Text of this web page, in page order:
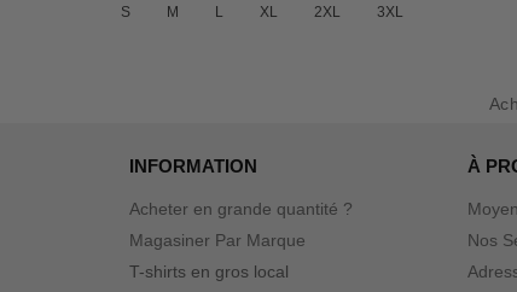
S M L XL 2XL 3XL
INFORMATION
Acheter en grande quantité ?
Magasiner Par Marque
T-shirts en gros local
À
Nos